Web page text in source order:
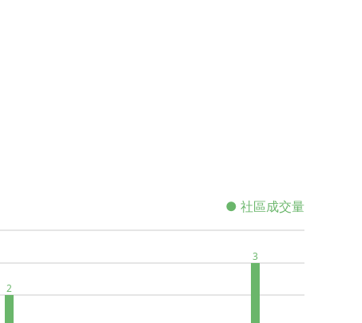
● 社區成交量
2
3